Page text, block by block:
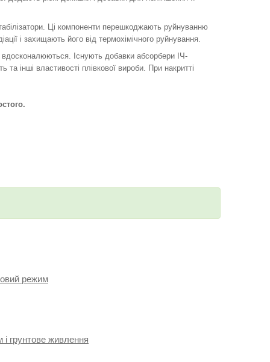
Ці компоненти перешкоджають руйнуванню
і захищають його від термохімічного руйнування.
вдосконалюються. Існують добавки абсорбери ІЧ-
інші властивості плівкової вироби. При накритті
режим
живлення